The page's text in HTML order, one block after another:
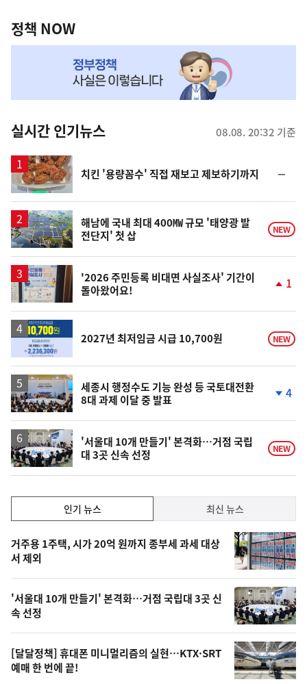
책
NOW,
뉴
스
정책 NOW
실시간 인기뉴스 08.08. 20:32 기준
치킨 '용량꼼수' 직접 재보고 제보하기까지
일
해남에 국내 최대 400㎿ 규모 '태양광 발
전단지' 첫 삽
NEW
'2026 주민등록 비대면 사실조사' 기간이
돌아왔어요!
승
1
2027년 최저임금 시급 10,700원 NEW
세종시 행정수도 기능 완성 등 국토대전환
8대 과제 이달 중 발표
락
4
'서울대 10개 만들기' 본격화…거점 국립
대 3곳 신속 선정
NEW
기,
최
신,
오
늘
의
영
상
인기 뉴스 최신 뉴스
기
뉴
스
거주용 1주택, 시가 20억 원까지 종부세 과세 대상
서 제외
'서울대 10개 만들기' 본격화…거점 국립대 3곳 신
속 선정
[달달정책] 휴대폰 미니멀리즘의 실현…KTX·SRT
예매 한 번에 끝!